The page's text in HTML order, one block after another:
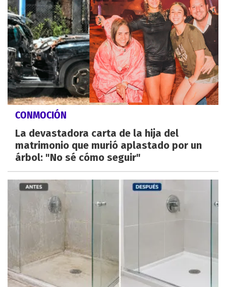
CONMOCIÓN
La devastadora carta de la hija del
matrimonio que murió aplastado por un
árbol: "No sé cómo seguir"